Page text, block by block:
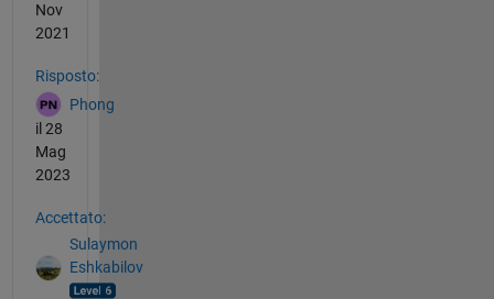
Nov
2021
Risposto:
Phong
il 28
Mag
2023
Accettato:
Sulaymon
Eshkabilov